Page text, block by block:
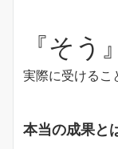
『そう』
実際に受けるこ
本当の成果と